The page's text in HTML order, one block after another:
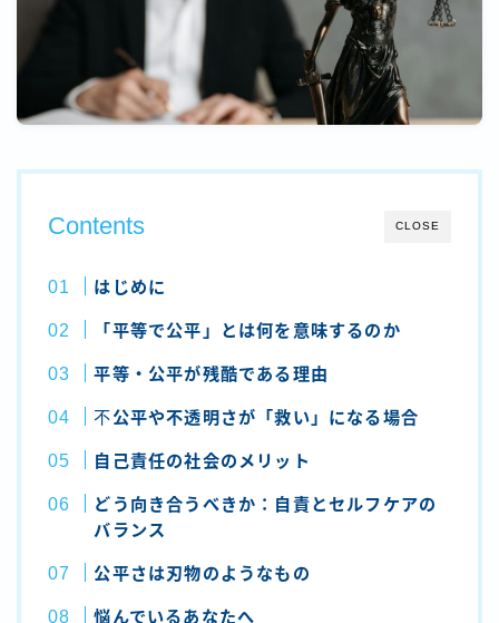
CLOSE
Contents
はじめに
「平等で公平」とは何を意味するのか
平等・公平が残酷である理由
不公平や不透明さが「救い」になる場合
自己責任の社会のメリット
どう向き合うべきか：自責とセルフケアの
バランス
公平さは刃物のようなもの
悩んでいるあなたへ